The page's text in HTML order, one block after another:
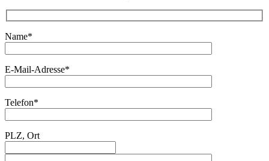
Name*
E-Mail-Adresse*
Telefon*
PLZ, Ort